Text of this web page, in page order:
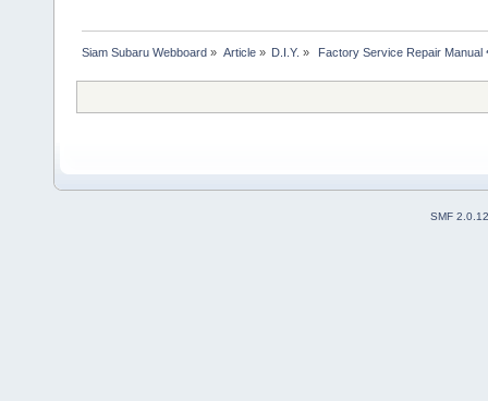
Siam Subaru Webboard » Article» D.I.Y. » Factory Service Repair
SMF 2.0.12